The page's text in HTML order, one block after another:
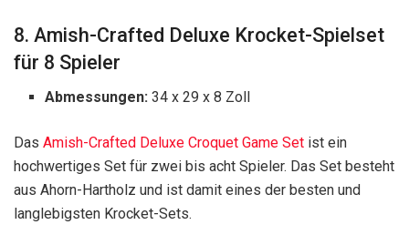
8. Amish-Crafted Deluxe Krocket-Spielset
für 8 Spieler
Abmessungen: 34 x 29 x 8 Zoll
Das Amish-Crafted Deluxe Croquet Game Set ist ein
hochwertiges Set für zwei bis acht Spieler. Das Set besteht
aus Ahorn-Hartholz und ist damit eines der besten und
langlebigsten Krocket-Sets.